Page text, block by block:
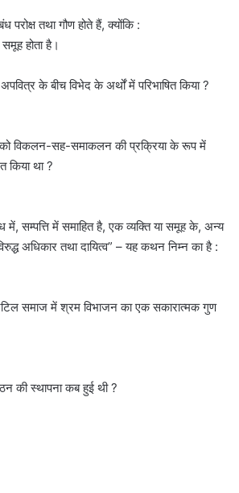
तथा गौण होते हैं, क्योंकि :
होता है।
के बीच विभेद के अर्थों में परिभाषित किया ?
को विकलन-सह-समाकलन की प्रक्रिया के रूप में
किया था ?
सम्पत्ति में समाहित है, एक व्यक्ति या समूह के, अन्य
अधिकार तथा दायित्व” – यह कथन निम्न का है :
समाज में श्रम विभाजन का एक सकारात्मक गुण
की स्थापना कब हुई थी ?